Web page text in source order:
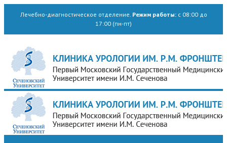
Лечебно-диагностическое отделение. Режим работы:с 08:00 до
17:00 (пн-пт)